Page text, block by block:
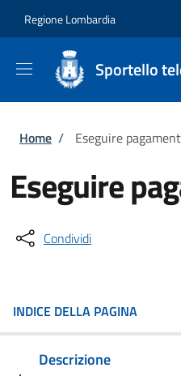
Regione Lombardia
Sportello
Briciole di
Home / Eseguire
Eseguire
Condividi
INDICE DELLA PAGINA
Descrizione